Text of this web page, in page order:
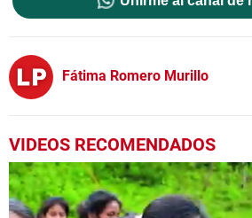
Fátima Romero Murillo
VIDEOS RECOMENDADOS